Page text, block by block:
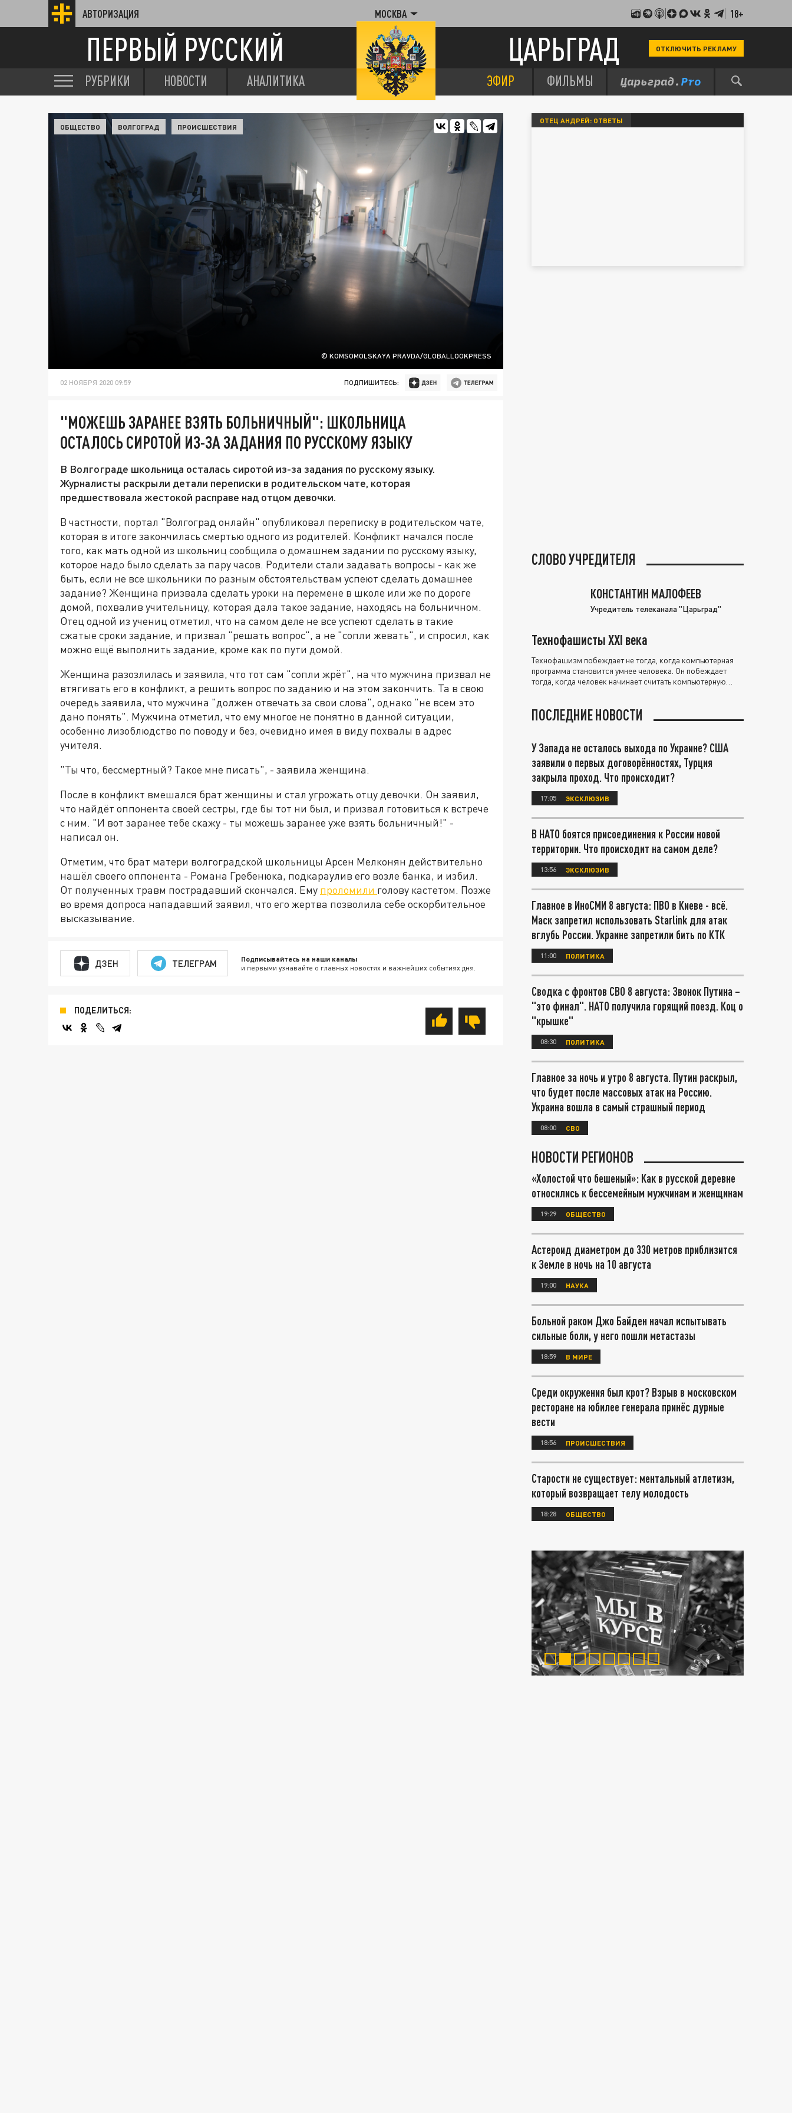
АВТОРИЗАЦИЯ МОСКВА 18+
ПЕРВЫЙ РУССКИЙ ЦАРЬГРАД ОТКЛЮЧИТЬ РЕКЛАМУ
РУБРИКИ НОВОСТИ АНАЛИТИКА ЭФИР ФИЛЬМЫ
© KOMSOMOLSKAYA PRAVDA/GLOBALLOOKPRESS
ОБЩЕСТВО ВОЛГОГРАД ПРОИСШЕСТВИЯ
02 НОЯБРЯ 2020 09:59 ПОДПИШИТЕСЬ:
"МОЖЕШЬ ЗАРАНЕЕ ВЗЯТЬ БОЛЬНИЧНЫЙ": ШКОЛЬНИЦА
ОСТАЛОСЬ СИРОТОЙ ИЗ-ЗА ЗАДАНИЯ ПО РУССКОМУ ЯЗЫКУ
В Волгограде школьница осталась сиротой из-за задания по русскому языку.
Журналисты раскрыли детали переписки в родительском чате, которая
предшествовала жестокой расправе над отцом девочки.
В частности, портал "Волгоград онлайн" опубликовал переписку в родительском чате,
которая в итоге закончилась смертью одного из родителей. Конфликт начался после
того, как мать одной из школьниц сообщила о домашнем задании по русскому языку,
которое надо было сделать за пару часов. Родители стали задавать вопросы - как же
быть, если не все школьники по разным обстоятельствам успеют сделать домашнее
задание? Женщина призвала сделать уроки на перемене в школе или же по дороге
домой, похвалив учительницу, которая дала такое задание, находясь на больничном.
Отец одной из учениц отметил, что на самом деле не все успеют сделать в такие
сжатые сроки задание, и призвал "решать вопрос", а не "сопли жевать", и спросил, как
можно ещё выполнить задание, кроме как по пути домой.
Женщина разозлилась и заявила, что тот сам "сопли жрёт", на что мужчина призвал не
втягивать его в конфликт, а решить вопрос по заданию и на этом закончить. Та в свою
очередь заявила, что мужчина "должен отвечать за свои слова", однако "не всем это
дано понять". Мужчина отметил, что ему многое не понятно в данной ситуации,
особенно лизоблюдство по поводу и без, очевидно имея в виду похвалы в адрес
учителя.
"Ты что, бессмертный? Такое мне писать", - заявила женщина.
После в конфликт вмешался брат женщины и стал угрожать отцу девочки. Он заявил,
что найдёт оппонента своей сестры, где бы тот ни был, и призвал готовиться к встрече
с ним. "И вот заранее тебе скажу - ты можешь заранее уже взять больничный!" -
написал он.
Отметим, что брат матери волгоградской школьницы Арсен Мелконян действительно
нашёл своего оппонента - Романа Гребенюка, подкараулив его возле банка, и избил.
От полученных травм пострадавший скончался. Ему проломили голову кастетом. Позже
во время допроса нападавший заявил, что его жертва позволила себе оскорбительное
высказывание.
ДЗЕН ТЕЛЕГРАМ Подписывайтесь на наши каналы
и первыми узнавайте о главных новостях и важнейших событиях дня.
ПОДЕЛИТЬСЯ:
ОТЕЦ АНДРЕЙ: ОТВЕТЫ
СЛОВО УЧРЕДИТЕЛЯ
КОНСТАНТИН МАЛОФЕЕВ
Учредитель телеканала "Царьград"
Технофашисты XXI века
Технофашизм побеждает не тогда, когда компьютерная
программа становится умнее человека. Он побеждает
тогда, когда человек начинает считать компьютерную
ПОСЛЕДНИЕ НОВОСТИ
У Запада не осталось выхода по Украине? США
заявили о первых договорённостях, Турция
закрыла проход. Что происходит?
17:05 ЭКСКЛЮЗИВ
В НАТО боятся присоединения к России новой
территории. Что происходит на самом деле?
13:56 ЭКСКЛЮЗИВ
Главное в ИноСМИ 8 августа: ПВО в Киеве - всё.
Маск запретил использовать Starlink для атак
вглубь России. Украине запретили бить по КТК
11:00 ПОЛИТИКА
Сводка с фронтов СВО 8 августа: Звонок Путина –
"это финал". НАТО получила горящий поезд. Коц о
"крышке"
08:30 ПОЛИТИКА
Главное за ночь и утро 8 августа. Путин раскрыл,
что будет после массовых атак на Россию.
Украина вошла в самый страшный период
08:00 СВО
НОВОСТИ РЕГИОНОВ
«Холостой что бешеный»: Как в русской деревне
относились к бессемейным мужчинам и женщинам
19:29 ОБЩЕСТВО
Астероид диаметром до 330 метров приблизится
к Земле в ночь на 10 августа
19:00 НАУКА
Больной раком Джо Байден начал испытывать
сильные боли, у него пошли метастазы
18:59 В МИРЕ
Среди окружения был крот? Взрыв в московском
ресторане на юбилее генерала принёс дурные
вести
18:56 ПРОИСШЕСТВИЯ
Старости не существует: ментальный атлетизм,
который возвращает телу молодость
18:28 ОБЩЕСТВО